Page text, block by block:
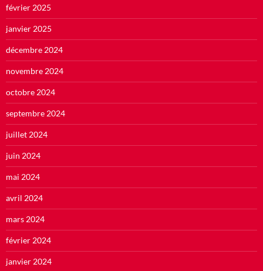
février 2025
janvier 2025
décembre 2024
novembre 2024
octobre 2024
septembre 2024
juillet 2024
juin 2024
mai 2024
avril 2024
mars 2024
février 2024
janvier 2024